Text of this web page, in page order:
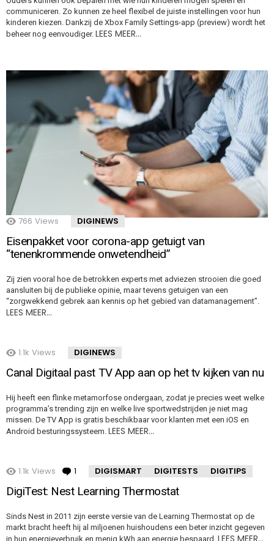
communiceren. Zo kunnen ze heel flexibel de juiste instellingen voor hun
kinderen kiezen. Dankzij de Xbox Family Settings-app (preview) wordt het
beheer nog eenvoudiger. LEES MEER…
766 Views DIGINEWS
Eisenpakket voor corona-app getuigt van
“tenenkrommende onwetendheid”
Zij zien vooral hoe de betrokken experts met adviezen strooien die goed
aansluiten bij de publieke opinie, maar tevens getuigen van een
“zorgwekkend gebrek aan kennis op het gebied van datamanagement”.
LEES MEER…
1.1k Views DIGINEWS
Canal Digitaal past TV App aan op het tv kijken van nu
Hij heeft een flinke metamorfose ondergaan, zodat je precies weet welke
programma’s trending zijn en welke live sportwedstrijden je niet mag
missen. De TV App is gratis beschikbaar voor klanten met een iOS en
Android besturingssysteem. LEES MEER…
1.1k Views 1 Comment
DIGISMART DIGITESTS DIGITIPS
DigiTest: Nest Learning Thermostat
Sinds Nest in 2011 zijn eerste versie van de Learning Thermostat op de
markt bracht heeft hij al miljoenen huishoudens een beter inzicht gegeven
in hun energieverbruik en menig kWh aan energie bespaard.